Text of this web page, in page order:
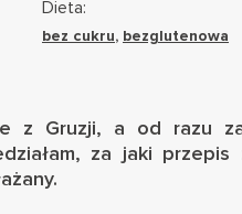
Dieta:
bez cukru, bezglutenowa
z Gruzji, a od razu
za jaki przepis